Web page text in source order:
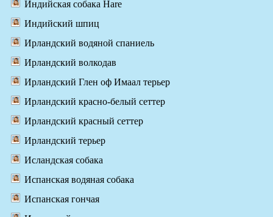
Индийская собака Hare
Индийский шпиц
Ирландский водяной спаниель
Ирландский волкодав
Ирландский Глен оф Имаал терьер
Ирландский красно-белый сеттер
Ирландский красный сеттер
Ирландский терьер
Исландская собака
Испанская водяная собака
Испанская гончая